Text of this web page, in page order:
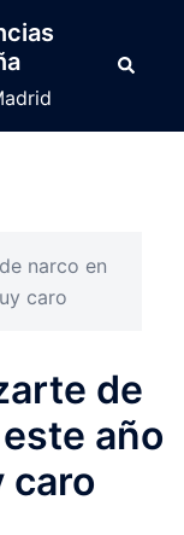
Buscar
narco en
caro
de
año
caro